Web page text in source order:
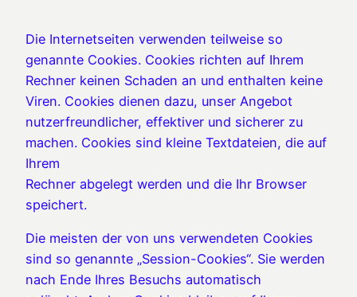
Die Internetseiten verwenden teilweise so
genannte Cookies. Cookies richten auf Ihrem
Rechner keinen Schaden an und enthalten keine
Viren. Cookies dienen dazu, unser Angebot
nutzerfreundlicher, effektiver und sicherer zu
machen. Cookies sind kleine Textdateien, die auf
Ihrem
Rechner abgelegt werden und die Ihr Browser
speichert.
Die meisten der von uns verwendeten Cookies
sind so genannte „Session-Cookies“. Sie werden
nach Ende Ihres Besuchs automatisch